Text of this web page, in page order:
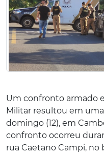
Um confronto armado
Militar resultou em
domingo (12), em
confronto ocorreu
rua Caetano Campi, no